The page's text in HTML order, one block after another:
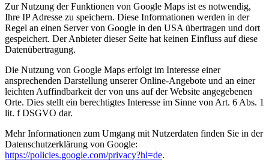
Zur Nutzung der Funktionen von Google Maps ist es notwendig,
Ihre IP Adresse zu speichern. Diese Informationen werden in der
Regel an einen Server von Google in den USA übertragen und dort
gespeichert. Der Anbieter dieser Seite hat keinen Einfluss auf diese
Datenübertragung.
Die Nutzung von Google Maps erfolgt im Interesse einer
ansprechenden Darstellung unserer Online-Angebote und an einer
leichten Auffindbarkeit der von uns auf der Website angegebenen
Orte. Dies stellt ein berechtigtes Interesse im Sinne von Art. 6 Abs. 1
lit. f DSGVO dar.
Mehr Informationen zum Umgang mit Nutzerdaten finden Sie in der
Datenschutzerklärung von Google:
https://policies.google.com/privacy?hl=de.